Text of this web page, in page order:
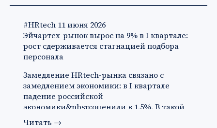
#HRtech 11 июня 2026
Эйчартех-рынок вырос на 9% в I квартале:
рост сдерживается стагнацией подбора
персонала
Замедление HRtech-рынка связано с
замедлением экономики: в I квартале
падение российской
экономики&nbsp;оценили в 1,5%. В такой
ситуации ко…
Читать →